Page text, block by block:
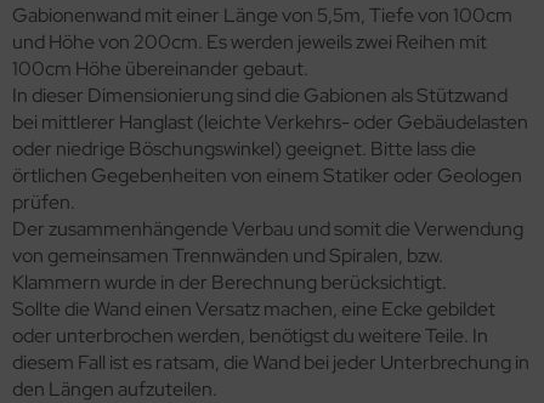
Gabionenwand mit einer Länge von 5,5m, Tiefe von 100cm
und Höhe von 200cm. Es werden jeweils zwei Reihen mit
100cm Höhe übereinander gebaut.
In dieser Dimensionierung sind die Gabionen als Stützwand
bei mittlerer Hanglast (leichte Verkehrs- oder Gebäudelasten
oder niedrige Böschungswinkel) geeignet. Bitte lass die
örtlichen Gegebenheiten von einem Statiker oder Geologen
prüfen.
Der zusammenhängende Verbau und somit die Verwendung
von gemeinsamen Trennwänden und Spiralen, bzw.
Klammern wurde in der Berechnung berücksichtigt.
Sollte die Wand einen Versatz machen, eine Ecke gebildet
oder unterbrochen werden, benötigst du weitere Teile. In
diesem Fall ist es ratsam, die Wand bei jeder Unterbrechung in
den Längen aufzuteilen.